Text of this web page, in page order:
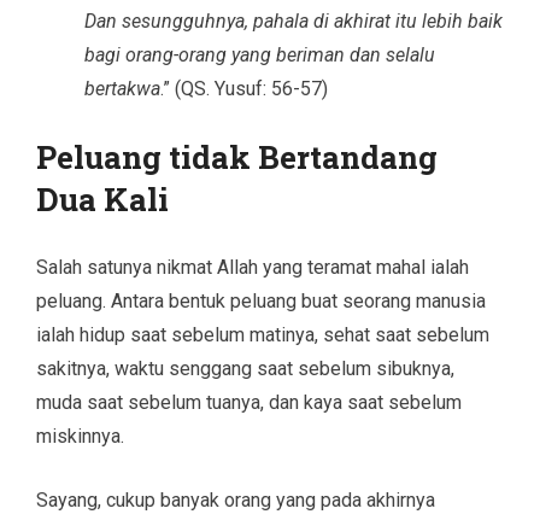
Dan sesungguhnya, pahala di akhirat itu lebih baik
bagi orang-orang yang beriman dan selalu
bertakwa.” (QS. Yusuf: 56-57)
Peluang tidak Bertandang
Dua Kali
Salah satunya nikmat Allah yang teramat mahal ialah
peluang. Antara bentuk peluang buat seorang manusia
ialah hidup saat sebelum matinya, sehat saat sebelum
sakitnya, waktu senggang saat sebelum sibuknya,
muda saat sebelum tuanya, dan kaya saat sebelum
miskinnya.
Sayang, cukup banyak orang yang pada akhirnya